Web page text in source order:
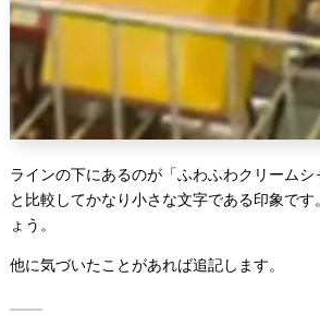
ラインの下にあるのが「ふわふわクリーム
と比較してかなり小さな文字である印象で
ょう。
他に気づいたことがあれば追記します。